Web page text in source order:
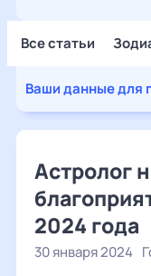
Все статьи
Ваши данные для
Астролог
2024 года
30 января 2024